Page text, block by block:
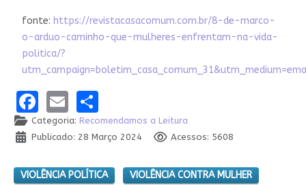
fonte: https://revistacasacomum.com.br/8-de-marco-
o-arduo-caminho-que-mulheres-enfrentam-na-vida-
politica/?
Facebook
EmailShare
Categoria: Recomendamos a Leitura
Publicado: 28 Março 2024
Acessos: 5608
VIOLÊNCIA POLÍTICA VIOLÊNCIA CONTRA MULHER